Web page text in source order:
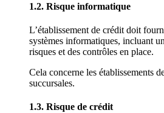
1.2. Risque informatique
L’établissement de crédit doit
systèmes informatiques, incluant
risques et des contrôles en place.
Cela concerne les établissements
succursales.
1.3. Risque de crédit